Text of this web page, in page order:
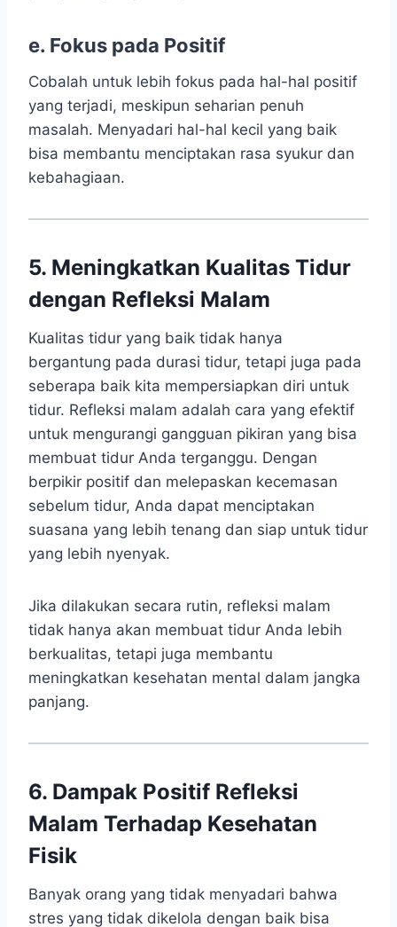
e. Fokus pada Positif
Cobalah untuk lebih fokus pada hal-hal positif
yang terjadi, meskipun seharian penuh
masalah. Menyadari hal-hal kecil yang baik
bisa membantu menciptakan rasa syukur dan
kebahagiaan.
5. Meningkatkan Kualitas Tidur
dengan Refleksi Malam
Kualitas tidur yang baik tidak hanya
bergantung pada durasi tidur, tetapi juga pada
seberapa baik kita mempersiapkan diri untuk
tidur. Refleksi malam adalah cara yang efektif
untuk mengurangi gangguan pikiran yang bisa
membuat tidur Anda terganggu. Dengan
berpikir positif dan melepaskan kecemasan
sebelum tidur, Anda dapat menciptakan
suasana yang lebih tenang dan siap untuk tidur
yang lebih nyenyak.
Jika dilakukan secara rutin, refleksi malam
tidak hanya akan membuat tidur Anda lebih
berkualitas, tetapi juga membantu
meningkatkan kesehatan mental dalam jangka
panjang.
6. Dampak Positif Refleksi
Malam Terhadap Kesehatan
Fisik
Banyak orang yang tidak menyadari bahwa
stres yang tidak dikelola dengan baik bisa